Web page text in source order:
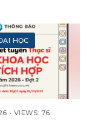
HỌC
• VIEWS: 76